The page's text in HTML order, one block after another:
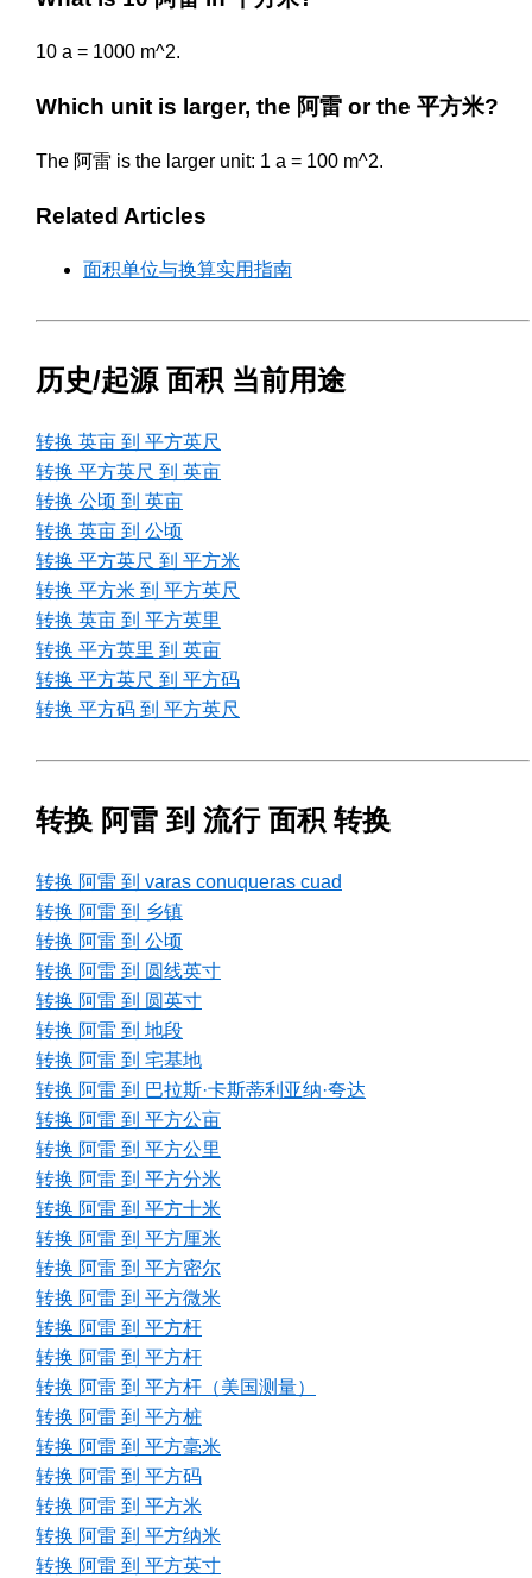
10 a = 1000 m^2.
Which unit is larger, the 阿雷 or the 平方米?
The 阿雷 is the larger unit: 1 a = 100 m^2.
Related Articles
面积单位与换算实用指南
历史/起源 面积 当前用途
转换 英亩 到 平方英尺
转换 平方英尺 到 英亩
转换 公顷 到 英亩
转换 英亩 到 公顷
转换 平方英尺 到 平方米
转换 平方米 到 平方英尺
转换 英亩 到 平方英里
转换 平方英里 到 英亩
转换 平方英尺 到 平方码
转换 平方码 到 平方英尺
转换 阿雷 到 流行 面积 转换
转换 阿雷 到 varas conuqueras cuad
转换 阿雷 到 乡镇
转换 阿雷 到 公顷
转换 阿雷 到 圆线英寸
转换 阿雷 到 圆英寸
转换 阿雷 到 地段
转换 阿雷 到 宅基地
转换 阿雷 到 巴拉斯·卡斯蒂利亚纳·夸达
转换 阿雷 到 平方公亩
转换 阿雷 到 平方公里
转换 阿雷 到 平方分米
转换 阿雷 到 平方十米
转换 阿雷 到 平方厘米
转换 阿雷 到 平方密尔
转换 阿雷 到 平方微米
转换 阿雷 到 平方杆
转换 阿雷 到 平方杆
转换 阿雷 到 平方杆（美国测量）
转换 阿雷 到 平方桩
转换 阿雷 到 平方毫米
转换 阿雷 到 平方码
转换 阿雷 到 平方米
转换 阿雷 到 平方纳米
转换 阿雷 到 平方英寸